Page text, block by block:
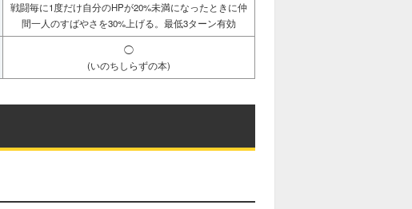
戦闘毎に1度だけ自分のHPが20%未満になったときに仲
間一人のすばやさを30%上げる。最低3ターン有効
◯
(いのちしらずの本)